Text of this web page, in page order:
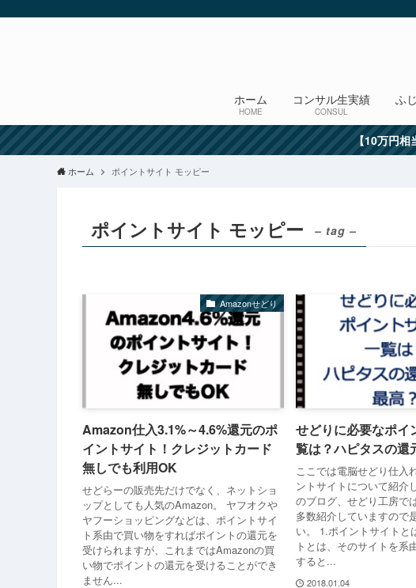
ホーム
HOME
コンサル生実績
CONSUL
ふ
【10万円相
ホーム ポイントサイト モッピー
ポイントサイト モッピー – tag –
Amazonせどり
Amazon仕入3.1%～4.6%還元のポ
イントサイト！クレジットカード
無しでも利用OK
せどらーの販売先だけでなく、ネットショ
ップとしても人気のAmazon。 ヤフオクや
ヤフーショッピングなどは、ポイントサイ
ト系由で買い物をすればポイントの還元を
受けられますが、これまではAmazonの買
い物でポイントの還元を受けることができ
ません...
せどりに必要なポイ
覧は？ハピタスの還
ここでは電脳せどり仕入
ントサイトについて紹介
のブログ、せどり工房で
多数紹介していますので
い。 1.ポイントサイトと
トとは、そのサイトを系
すると...
2018.01.04